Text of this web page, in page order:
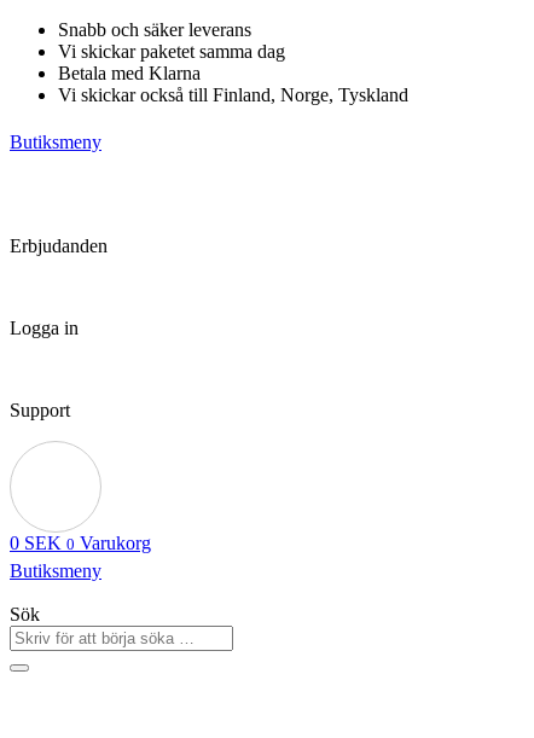
Hoppa
innehåll
Snabb och säker leverans
Vi skickar paketet samma dag
Betala med Klarna
Vi skickar också till Finland, Norge, Tyskland
Butiksmeny
Erbjudanden
Logga in
Support
0 SEK 0 Varukorg
Butiksmeny
Sök